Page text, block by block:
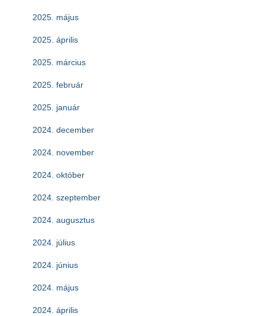
2025. május
2025. április
2025. március
2025. február
2025. január
2024. december
2024. november
2024. október
2024. szeptember
2024. augusztus
2024. július
2024. június
2024. május
2024. április